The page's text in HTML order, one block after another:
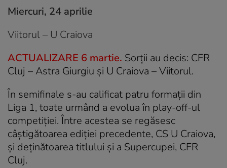
Miercuri, 24 aprilie
Viitorul – U Craiova
ACTUALIZARE 6 martie. Sorții au decis: CFR
Cluj – Astra Giurgiu și U Craiova – Viitorul.
În semifinale s-au calificat patru formații din
Liga 1, toate urmând a evolua în play-off-ul
competiției. Între acestea se regăsesc
câștigătoarea ediției precedente, CS U Craiova,
și deținătoarea titlului și a Supercupei, CFR
Cluj.